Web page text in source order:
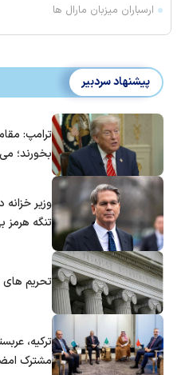
ارسباران میزبان مارال ها
پیشنهاد سردبیر
ترامپ:
بخورند؛
وزیر خزانه
تنگه
تحریم های
ترکیه،
مشترک